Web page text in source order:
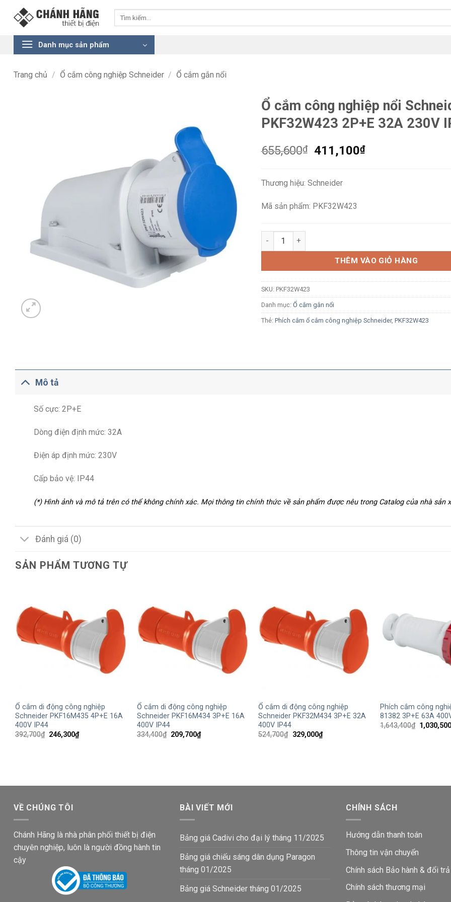
Danh mục sản phẩm
Trang chủ / Ổ cắm công nghiệp Schneider / Ổ cắm gắn nổi
Ổ cắm công nghiệp nổi
PKF32W423 2P+E 32A 230V
655,600₫
Giá
655,600₫.
411,100₫Giá
Thương hiệu: Schneider
Mã sản phẩm: PKF32W423
Ổ cắm công nghiệp nổi Schneider PKF32W423 2P+E
THÊM VÀO GIỎ HÀNG
SKU: PKF32W423
Danh mục: Ổ cắm gắn nổi
Thẻ: Phích cắm ổ cắm công nghiệp Schneider, PKF32W423
Mô tả
Số cực: 2P+E
Dòng điện định mức: 32A
Điện áp định mức: 230V
Cấp bảo vệ: IP44
(*) Hình ảnh và mô tả trên có thể không chính xác. Mọi thông tin chính thức về sản phẩm được nêu trong Catalog của nhà sản
Đánh giá (0)
SẢN PHẨM TƯƠNG TỰ
Ổ cắm di động công nghiệp
Schneider PKF16M435 4P+E 16A
400V IP44
392,700₫ Giá
246,300₫Giá
hiện
Ổ cắm di động công nghiệp
Schneider PKF16M434 3P+E 16A
400V IP44
334,400₫ Giá
209,700₫Giá
hiện
Ổ cắm di động công nghiệp
Schneider PKF32M434 3P+E 32A
400V IP44
524,700₫ Giá
329,000₫Giá
hiện
Phích cắm công
81382 3P+E 63A
1,643,400₫ Giá
gốc
VỀ CHÚNG TÔI
Chánh Hãng là nhà phân phối thiết bị điện
chuyên nghiệp, luôn là người đồng hành tin
cậy
BÀI VIẾT MỚI
Bảng giá Cadivi cho đại lý tháng 11/2025
Bảng giá chiếu sáng dân dụng Paragon
tháng 01/2025
Bảng giá Schneider tháng 01/2025
CHÍNH SÁCH
Hướng dẫn thanh toán
Thông tin vận chuyển
Chính sách Bảo hành & đổi trả
Chính sách thương mại